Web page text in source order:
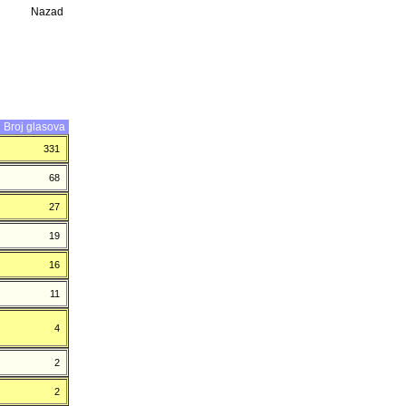
Nazad
Broj glasova
331
68
27
19
16
11
4
2
2